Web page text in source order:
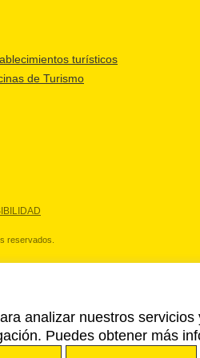
turísticos
de Turismo
reservados.
analizar nuestros
Puedes obtener más